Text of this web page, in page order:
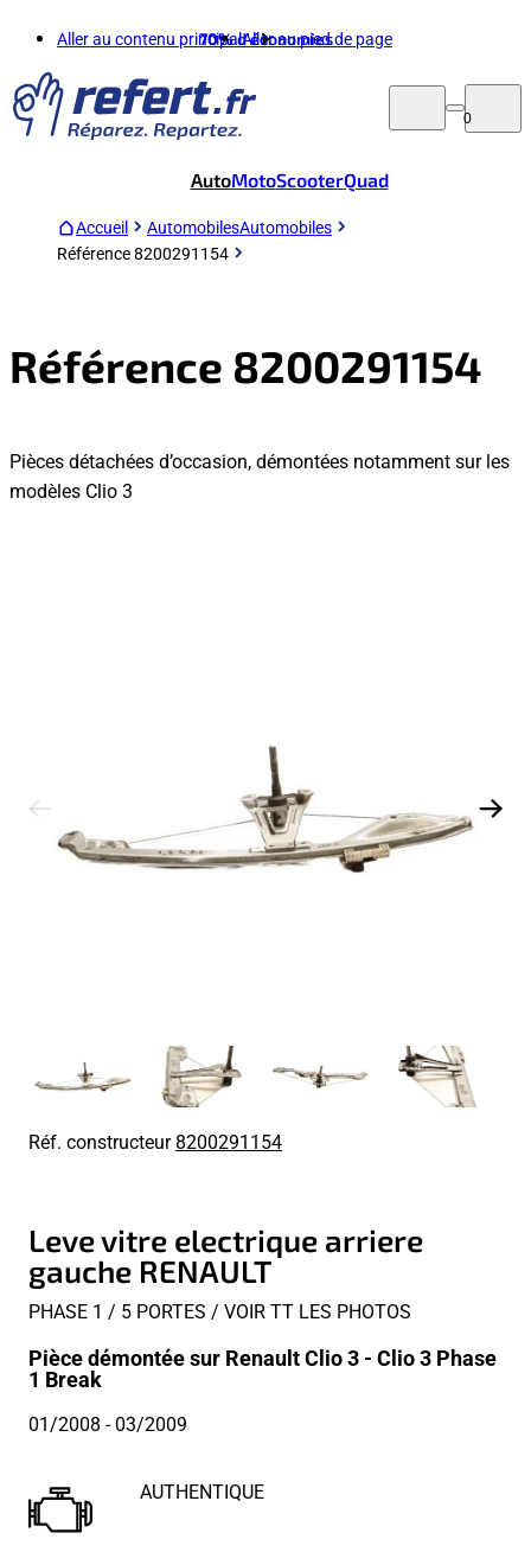
Aller au contenu principalAller au pied de page
70%d'économies
0
AutoMotoScooterQuad
Accueil AutomobilesAutomobiles
Référence 8200291154
Référence 8200291154
Pièces détachées d’occasion, démontées notamment sur les
modèles Clio 3
Réf. constructeur8200291154
Leve vitre electrique arriere
gauche RENAULT
PHASE 1 / 5 PORTES / VOIR TT LES PHOTOS
Pièce démontée sur Renault Clio 3 - Clio 3 Phase
1 Break
01/2008- 03/2009
AUTHENTIQUE